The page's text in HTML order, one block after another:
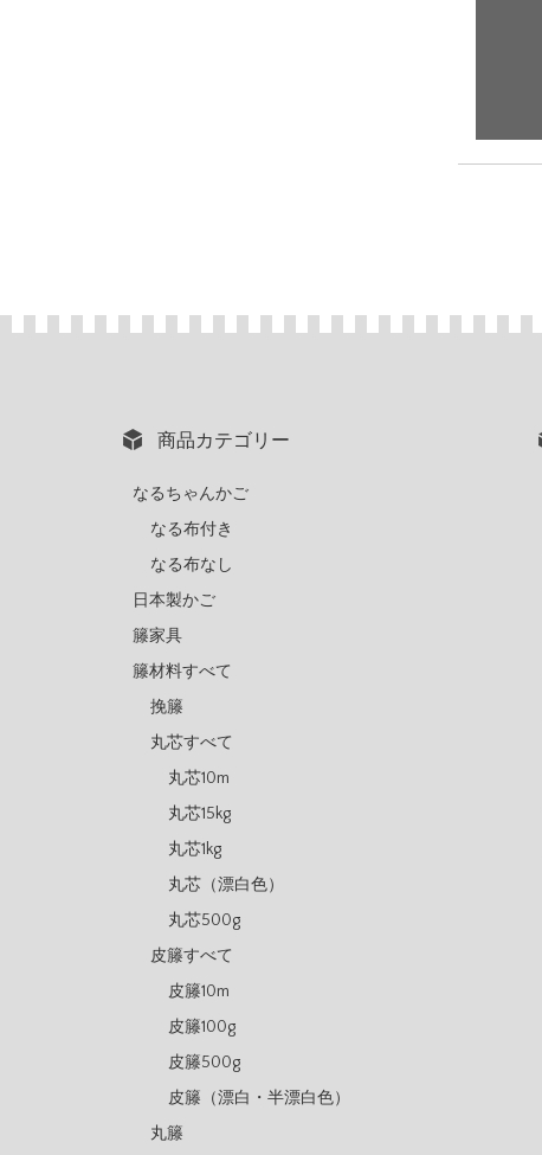
商品カテゴリー
なるちゃんかご
なる布付き
なる布なし
日本製かご
籐家具
籐材料すべて
挽籐
丸芯すべて
丸芯10m
丸芯15kg
丸芯1kg
丸芯（漂白色）
丸芯500g
皮籐すべて
皮籐10m
皮籐100g
皮籐500g
皮籐（漂白・半漂白色）
丸籐